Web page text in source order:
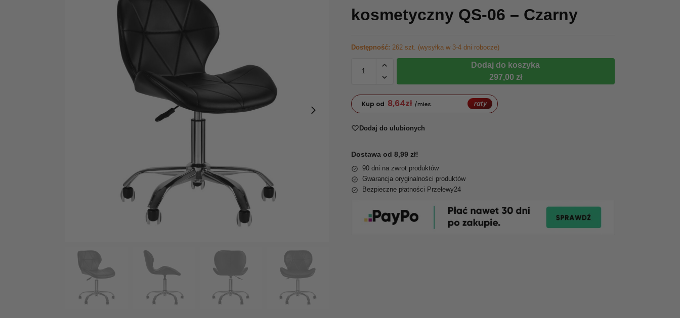
kosmetyczny QS-06 – Czarny
Dostępność: 262 szt. (wysyłka w 3-4 dni robocze)
Dodaj do koszyka
297,00 zł
Kup od 8,64zł /mies. raty
Dodaj do ulubionych
Dostawa od 8,99 zł!
90 dni na zwrot produktów
Gwarancja oryginalności produktów
Bezpieczne płatności Przelewy24